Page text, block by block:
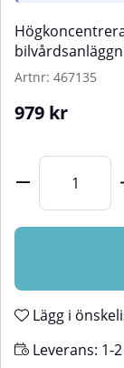
Artnr: 467135
979 kr
Lägg i
Leverans: 1-